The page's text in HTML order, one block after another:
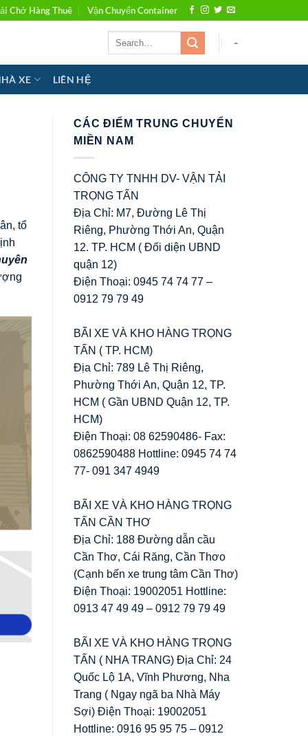
Chở Hàng Thuê Vận Chuyển Container
-
XE LIÊN HỆ
tổ
CÁC ĐIỂM TRUNG CHUYỂN
MIỀN NAM
CÔNG TY TNHH DV- VẬN TẢI
TRỌNG TẤN
Địa Chỉ: M7, Đường Lê Thị
Riêng, Phường Thới An, Quận
12. TP. HCM ( Đối diện UBND
quận 12)
Điện Thoại: 0945 74 74 77 –
0912 79 79 49
BÃI XE VÀ KHO HÀNG TRỌNG
TẤN ( TP. HCM)
Địa Chỉ: 789 Lê Thị Riêng,
Phường Thới An, Quận 12, TP.
HCM ( Gần UBND Quận 12, TP.
HCM)
Điện Thoại: 08 62590486- Fax:
0862590488 Hottline: 0945 74 74
77- 091 347 4949
BÃI XE VÀ KHO HÀNG TRỌNG
TẤN CẦN THƠ
Địa Chỉ: 188 Đường dẫn cầu
Cần Thơ, Cái Răng, Cần Thơo
(Cạnh bến xe trung tâm Cần Thơ)
Điện Thoại: 19002051 Hottline:
0913 47 49 49 – 0912 79 79 49
BÃI XE VÀ KHO HÀNG TRỌNG
TẤN ( NHA TRANG) Địa Chỉ: 24
Quốc Lộ 1A, Vĩnh Phương, Nha
Trang ( Ngay ngã ba Nhà Máy
Sợi) Điện Thoại: 19002051
Hottline: 0916 95 95 75 – 0912